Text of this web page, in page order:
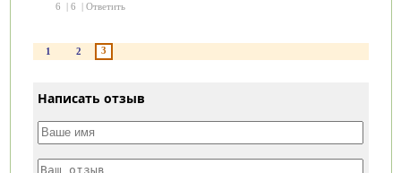
6
| 6 | Ответить
1 2 3
Написать отзыв